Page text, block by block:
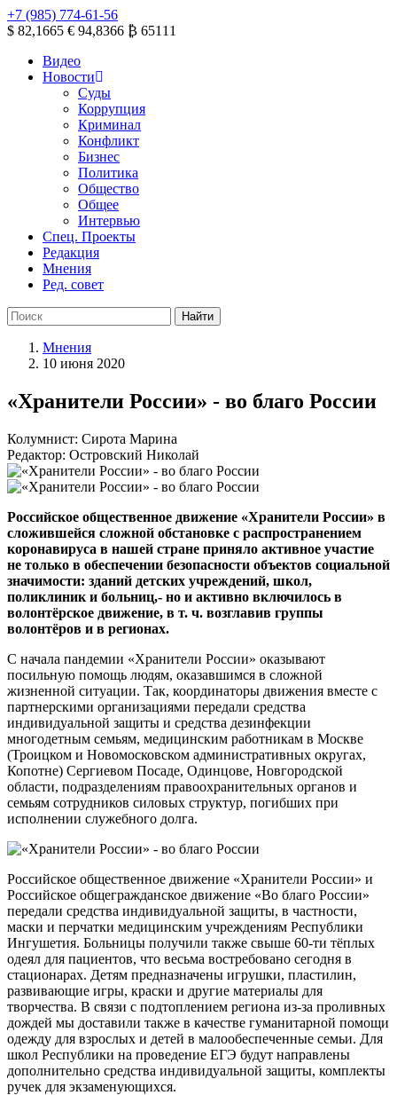
+7 (985) 774-61-56
$ 82,1665 € 94,8366 ₿ 65111
Видео
Новости
Суды
Коррупция
Криминал
Конфликт
Бизнес
Политика
Общество
Общее
Интервью
Спец. Проекты
Редакция
Мнения
Ред. совет
Мнения
10 июня 2020
«Хранители России» - во благо России
Колумнист: Сирота Марина
Редактор: Островский Николай
Российское общественное движение «Хранители России» в
сложившейся сложной обстановке с распространением
коронавируса в нашей стране приняло активное участие
не только в обеспечении безопасности объектов социальной
значимости: зданий детских учреждений, школ,
поликлиник и больниц,- но и активно включилось в
волонтёрское движение, в т. ч. возглавив группы
волонтёров и в регионах.
С начала пандемии «Хранители России» оказывают
посильную помощь людям, оказавшимся в сложной
жизненной ситуации. Так, координаторы движения вместе с
партнерскими организациями передали средства
индивидуальной защиты и средства дезинфекции
многодетным семьям, медицинским работникам в Москве
(Троицком и Новомосковском административных округах,
Копотне) Сергиевом Посаде, Одинцове, Новгородской
области, подразделениям правоохранительных органов и
семьям сотрудников силовых структур, погибших при
исполнении служебного долга.
Российское общественное движение «Хранители России» и
Российское общегражданское движение «Во благо России»
передали средства индивидуальной защиты, в частности,
маски и перчатки медицинским учреждениям Республики
Ингушетия. Больницы получили также свыше 60-ти тёплых
одеял для пациентов, что весьма востребовано сегодня в
стационарах. Детям предназначены игрушки, пластилин,
развивающие игры, краски и другие материалы для
творчества. В связи с подтоплением региона из-за проливных
дождей мы доставили также в качестве гуманитарной помощи
одежду для взрослых и детей в малообеспеченные семьи. Для
школ Республики на проведение ЕГЭ будут направлены
дополнительно средства индивидуальной защиты, комплекты
ручек для экзаменующихся.